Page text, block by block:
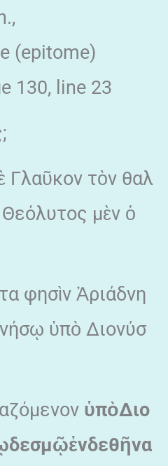
(epitome)
130, line 23
Γλαῦκον τὸν θαλ
Θεόλυτος μὲν ὁ
φησὶν Ἀριάδνη
νήσῳ ὑπὸ Διονύσ
ὑπὸΔιο
δεσμῷἐνδεθῆνα